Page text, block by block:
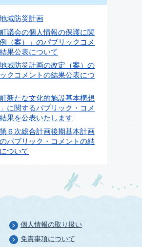
域防災計画
町議会の個人情報の保護に関
（案）」のパブリックコメ
果公表について
域防災計画の改定（案）の
クコメントの結果公表につ
町新たな文化的施設基本構想
」に関するパブリック・コメ
果を公表いたします
６次総合計画後期基本計画
のパブリック・コメントの結
ついて
個人情報の取り扱い
免責事項について